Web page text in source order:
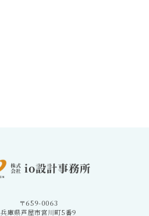
〒659-0063
兵庫県芦屋市宮川町5番9